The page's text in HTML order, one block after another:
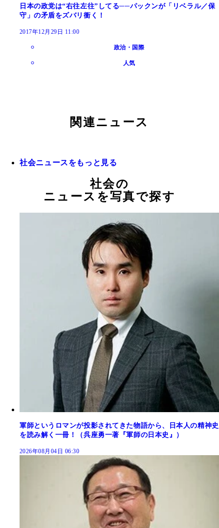
日本の政党は“右往左往”してる──パックンが「リベラル／保
守」の矛盾をズバリ衝く！
2017年12月29日 11:00
政治・国際
人気
関連ニュース
社会ニュースをもっと見る
社会の
ニュースを写真で探す
軍師というロマンが投影されてきた物語から、日本人の精神史
を読み解く一冊！（呉座勇一著『軍師の日本史』）
2026年08月04日 06:30